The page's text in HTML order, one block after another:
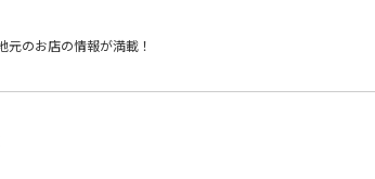
元のお店の情報が満載！